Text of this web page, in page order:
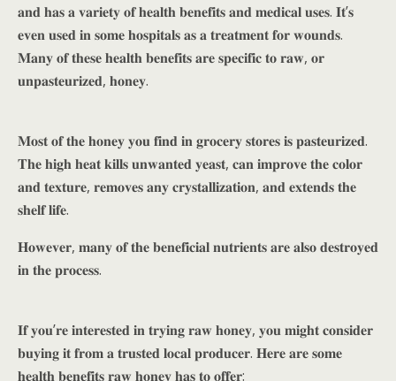
𝐚𝐧𝐝 𝐡𝐚𝐬 𝐚 𝐯𝐚𝐫𝐢𝐞𝐭𝐲 𝐨𝐟 𝐡𝐞𝐚𝐥𝐭𝐡 𝐛𝐞𝐧𝐞𝐟𝐢𝐭𝐬 𝐚𝐧𝐝 𝐦𝐞𝐝𝐢𝐜𝐚𝐥 𝐮𝐬𝐞𝐬. 𝐈𝐭’𝐬
𝐞𝐯𝐞𝐧 𝐮𝐬𝐞𝐝 𝐢𝐧 𝐬𝐨𝐦𝐞 𝐡𝐨𝐬𝐩𝐢𝐭𝐚𝐥𝐬 𝐚𝐬 𝐚 𝐭𝐫𝐞𝐚𝐭𝐦𝐞𝐧𝐭 𝐟𝐨𝐫 𝐰𝐨𝐮𝐧𝐝𝐬.
𝐌𝐚𝐧𝐲 𝐨𝐟 𝐭𝐡𝐞𝐬𝐞 𝐡𝐞𝐚𝐥𝐭𝐡 𝐛𝐞𝐧𝐞𝐟𝐢𝐭𝐬 𝐚𝐫𝐞 𝐬𝐩𝐞𝐜𝐢𝐟𝐢𝐜 𝐭𝐨 𝐫𝐚𝐰, 𝐨𝐫
𝐮𝐧𝐩𝐚𝐬𝐭𝐞𝐮𝐫𝐢𝐳𝐞𝐝, 𝐡𝐨𝐧𝐞𝐲.
𝐌𝐨𝐬𝐭 𝐨𝐟 𝐭𝐡𝐞 𝐡𝐨𝐧𝐞𝐲 𝐲𝐨𝐮 𝐟𝐢𝐧𝐝 𝐢𝐧 𝐠𝐫𝐨𝐜𝐞𝐫𝐲 𝐬𝐭𝐨𝐫𝐞𝐬 𝐢𝐬 𝐩𝐚𝐬𝐭𝐞𝐮𝐫𝐢𝐳𝐞𝐝.
𝐓𝐡𝐞 𝐡𝐢𝐠𝐡 𝐡𝐞𝐚𝐭 𝐤𝐢𝐥𝐥𝐬 𝐮𝐧𝐰𝐚𝐧𝐭𝐞𝐝 𝐲𝐞𝐚𝐬𝐭, 𝐜𝐚𝐧 𝐢𝐦𝐩𝐫𝐨𝐯𝐞 𝐭𝐡𝐞 𝐜𝐨𝐥𝐨𝐫
𝐚𝐧𝐝 𝐭𝐞𝐱𝐭𝐮𝐫𝐞, 𝐫𝐞𝐦𝐨𝐯𝐞𝐬 𝐚𝐧𝐲 𝐜𝐫𝐲𝐬𝐭𝐚𝐥𝐥𝐢𝐳𝐚𝐭𝐢𝐨𝐧, 𝐚𝐧𝐝 𝐞𝐱𝐭𝐞𝐧𝐝𝐬 𝐭𝐡𝐞
𝐬𝐡𝐞𝐥𝐟 𝐥𝐢𝐟𝐞.
𝐇𝐨𝐰𝐞𝐯𝐞𝐫, 𝐦𝐚𝐧𝐲 𝐨𝐟 𝐭𝐡𝐞 𝐛𝐞𝐧𝐞𝐟𝐢𝐜𝐢𝐚𝐥 𝐧𝐮𝐭𝐫𝐢𝐞𝐧𝐭𝐬 𝐚𝐫𝐞 𝐚𝐥𝐬𝐨 𝐝𝐞𝐬𝐭𝐫𝐨𝐲𝐞𝐝
𝐢𝐧 𝐭𝐡𝐞 𝐩𝐫𝐨𝐜𝐞𝐬𝐬.
𝐈𝐟 𝐲𝐨𝐮’𝐫𝐞 𝐢𝐧𝐭𝐞𝐫𝐞𝐬𝐭𝐞𝐝 𝐢𝐧 𝐭𝐫𝐲𝐢𝐧𝐠 𝐫𝐚𝐰 𝐡𝐨𝐧𝐞𝐲, 𝐲𝐨𝐮 𝐦𝐢𝐠𝐡𝐭 𝐜𝐨𝐧𝐬𝐢𝐝𝐞𝐫
𝐛𝐮𝐲𝐢𝐧𝐠 𝐢𝐭 𝐟𝐫𝐨𝐦 𝐚 𝐭𝐫𝐮𝐬𝐭𝐞𝐝 𝐥𝐨𝐜𝐚𝐥 𝐩𝐫𝐨𝐝𝐮𝐜𝐞𝐫. 𝐇𝐞𝐫𝐞 𝐚𝐫𝐞 𝐬𝐨𝐦𝐞
𝐡𝐞𝐚𝐥𝐭𝐡 𝐛𝐞𝐧𝐞𝐟𝐢𝐭𝐬 𝐫𝐚𝐰 𝐡𝐨𝐧𝐞𝐲 𝐡𝐚𝐬 𝐭𝐨 𝐨𝐟𝐟𝐞𝐫: